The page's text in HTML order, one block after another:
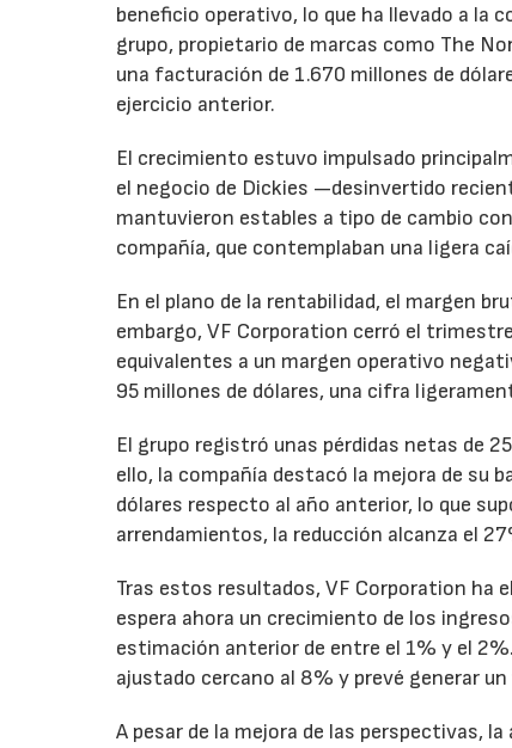
beneficio operativo, lo que ha llevado a la
grupo, propietario de marcas como The
una facturación de 1.670 millones de
ejercicio anterior.
El crecimiento estuvo impulsado
el negocio de Dickies —desinvertido
mantuvieron estables a tipo de cambio
compañía, que contemplaban una ligera
En el plano de la rentabilidad, el margen
embargo, VF Corporation cerró el
equivalentes a un margen operativo
95 millones de dólares, una cifra
El grupo registró unas pérdidas netas de
ello, la compañía destacó la mejora de su
dólares respecto al año anterior, lo que
arrendamientos, la reducción alcanza el
Tras estos resultados, VF Corporation ha
espera ahora un crecimiento de los
estimación anterior de entre el 1% y el
ajustado cercano al 8% y prevé generar
A pesar de la mejora de las perspectivas,